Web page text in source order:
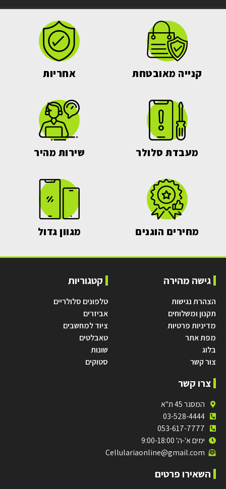
קנייה מאובטחת אחריות
מעבדת סלולר שירות מהיר
מחירים הוגנים מגוון גדול
גישה מהירה
הצהרת נגישות
תקנון ומשלוחים
מדיניות פרטיות
מפת אתר
בלוג
צור קשר
קטגוריות
טלפונים סלולריים
אביזרים
ציוד למחשבים
טאבלטים
שונות
סטוקים
צרו קשר
המסגר 45 ת"א
03-528-4444
053-617-7777
ימים א'-ה' 9:00-18:00
Cellulariaonline@gmail.com
השאירו פרטים